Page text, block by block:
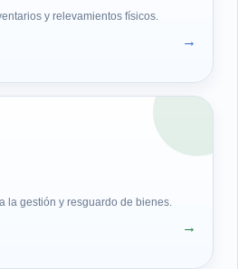
y relevamientos físicos.
la gestión y resguardo de bienes.